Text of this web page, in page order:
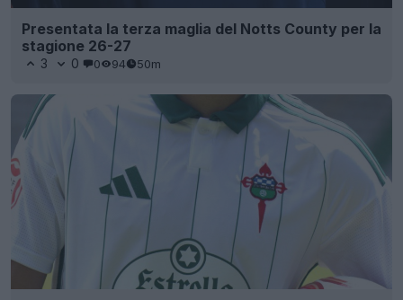
Presentata la terza maglia del Notts County per la
stagione 26-27
3 0 0 94 50m